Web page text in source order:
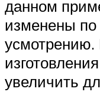
данном
изменены по
усмотрению.
увеличить